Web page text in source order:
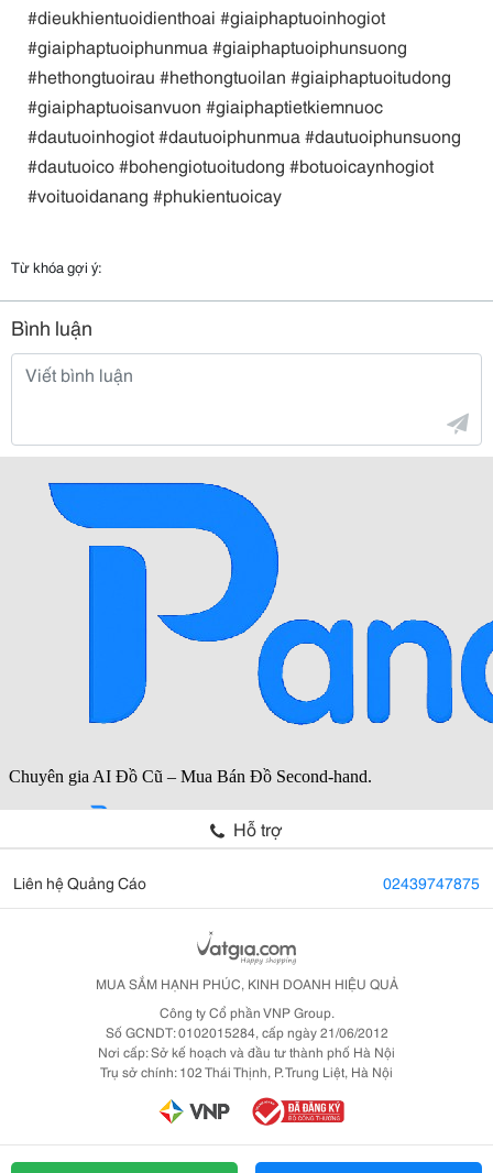
#dieukhientuoidienthoai #giaiphaptuoinhogiot
#giaiphaptuoiphunmua #giaiphaptuoiphunsuong
#hethongtuoirau #hethongtuoilan #giaiphaptuoitudong
#giaiphaptuoisanvuon #giaiphaptietkiemnuoc
#dautuoinhogiot #dautuoiphunmua #dautuoiphunsuong
#dautuoico #bohengiotuoitudong #botuoicaynhogiot
#voituoidanang #phukientuoicay
Từ khóa gợi ý:
Bình luận
Hỗ trợ
Liên hệ Quảng Cáo 02439747875
MUA SẮM HẠNH PHÚC, KINH DOANH HIỆU QUẢ
Công ty Cổ phần VNP Group.
Số GCNDT: 0102015284, cấp ngày 21/06/2012
Nơi cấp: Sở kế hoạch và đầu tư thành phố Hà Nội
Trụ sở chính: 102 Thái Thịnh, P. Trung Liệt, Hà Nội